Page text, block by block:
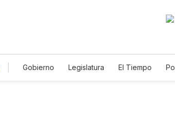
Gobierno Legislatura El Tiempo